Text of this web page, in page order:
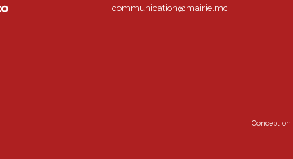
communication@mairie.mc
Conception